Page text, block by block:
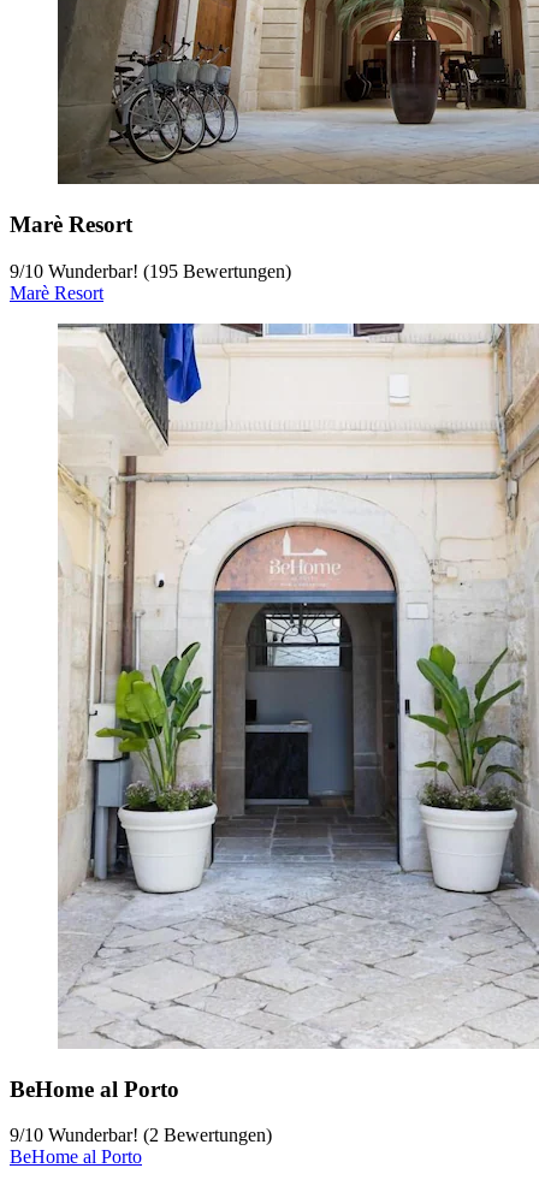
Marè Resort
9/10 Wunderbar! (195 Bewertungen)
Marè Resort
BeHome al Porto
9/10 Wunderbar! (2 Bewertungen)
BeHome al Porto